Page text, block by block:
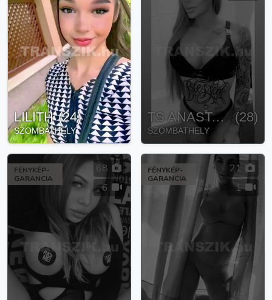
LILITH (24)
SZOMBATHELY
TS ANASTASIA (28)
SZOMBATHELY
FÉNYKÉP-
GARANCIA
68
6
FÉNYKÉP-
GARANCIA
21
1